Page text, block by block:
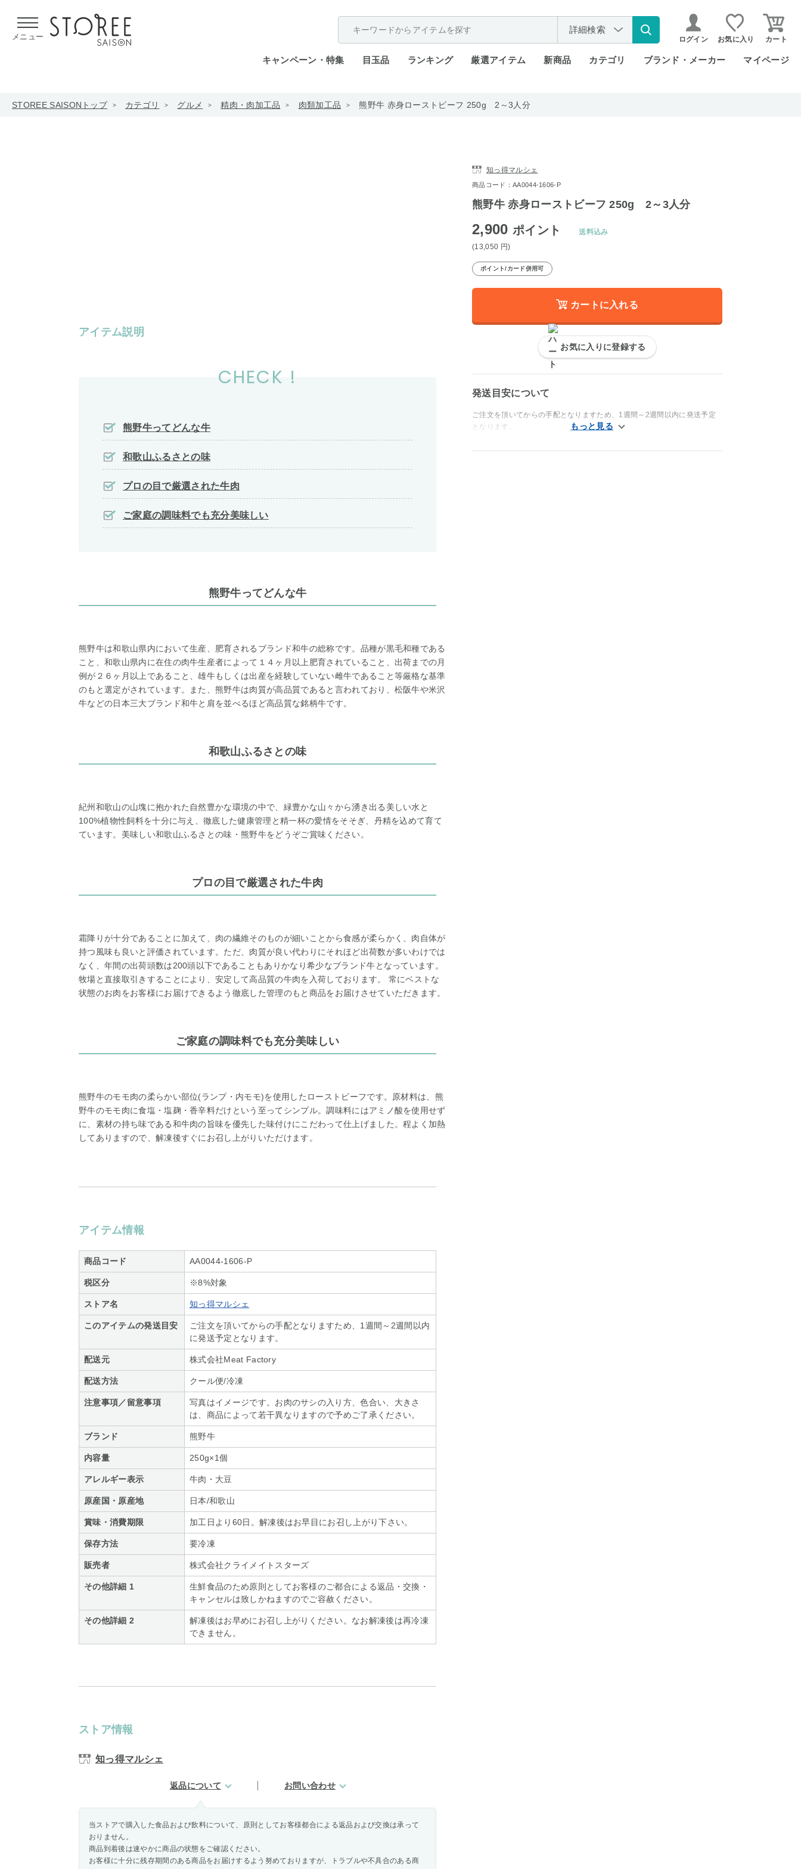
メニュー
詳細検索
ログイン お気に入り カート
キャンペーン・特集 目玉品 ランキング 厳選アイテム 新商品 カテゴリ ブランド・メーカー マイページ
STOREE SAISONトップ カテゴリ グルメ 精肉・肉加工品 肉類加工品 熊野牛 赤身ローストビーフ 250g 2～3人分
アイテム説明
CHECK !
熊野牛ってどんな牛
和歌山ふるさとの味
プロの目で厳選された牛肉
ご家庭の調味料でも充分美味しい
熊野牛ってどんな牛
熊野牛は和歌山県内において生産、肥育されるブランド和牛の総称です。品種が黒毛和種である
こと、和歌山県内に在住の肉牛生産者によって１４ヶ月以上肥育されていること、出荷までの月
例が２６ヶ月以上であること、雄牛もしくは出産を経験していない雌牛であること等厳格な基準
のもと選定がされています。また、熊野牛は肉質が高品質であると言われており、松阪牛や米沢
牛などの日本三大ブランド和牛と肩を並べるほど高品質な銘柄牛です。
和歌山ふるさとの味
紀州和歌山の山塊に抱かれた自然豊かな環境の中で、緑豊かな山々から湧き出る美しい水と
100%植物性飼料を十分に与え、徹底した健康管理と精一杯の愛情をそそぎ、丹精を込めて育て
ています。美味しい和歌山ふるさとの味・熊野牛をどうぞご賞味ください。
プロの目で厳選された牛肉
霜降りが十分であることに加えて、肉の繊維そのものが細いことから食感が柔らかく、肉自体が
持つ風味も良いと評価されています。ただ、肉質が良い代わりにそれほど出荷数が多いわけでは
なく、年間の出荷頭数は200頭以下であることもありかなり希少なブランド牛となっています。
牧場と直接取引きすることにより、安定して高品質の牛肉を入荷しております。 常にベストな
状態のお肉をお客様にお届けできるよう徹底した管理のもと商品をお届けさせていただきます。
ご家庭の調味料でも充分美味しい
熊野牛のモモ肉の柔らかい部位(ランプ・内モモ)を使用したローストビーフです。原材料は、熊
野牛のモモ肉に食塩・塩麹・香辛料だけという至ってシンプル。調味料にはアミノ酸を使用せず
に、素材の持ち味である和牛肉の旨味を優先した味付けにこだわって仕上げました。程よく加熱
してありますので、解凍後すぐにお召し上がりいただけます。
アイテム情報
商品コード AA0044-1606-P
税区分 ※8%対象
ストア名 知っ得マルシェ
このアイテムの発送目安
ご注文を頂いてからの手配となりますため、1週間～2週間以内
に発送予定となります。
配送元 株式会社Meat Factory
配送方法 クール便/冷凍
注意事項／留意事項
写真はイメージです。お肉のサシの入り方、色合い、大きさ
は、商品によって若干異なりますので予めご了承ください。
ブランド 熊野牛
内容量 250g×1個
アレルギー表示 牛肉・大豆
原産国・原産地 日本/和歌山
賞味・消費期限 加工日より60日。解凍後はお早目にお召し上がり下さい。
保存方法 要冷凍
販売者 株式会社クライメイトスターズ
その他詳細 1
生鮮食品のため原則としてお客様のご都合による返品・交換・
キャンセルは致しかねますのでご容赦ください。
その他詳細 2
解凍後はお早めにお召し上がりください。なお解凍後は再冷凍
できません。
ストア情報
知っ得マルシェ
返品について お問い合わせ
当ストアで購入した食品および飲料について、原則としてお客様都合による返品および交換は承って
おりません。
商品到着後は速やかに商品の状態をご確認ください。
お客様に十分に残存期間のある商品をお届けするよう努めておりますが、トラブルや不具合のある商
知っ得マルシェ
商品コード：AA0044-1606-P
熊野牛 赤身ローストビーフ 250g 2～3人分
2,900 ポイント
(13,050 円)
送料込み
ポイント/カード併用可
カートに入れる
お気に入りに登録する
発送目安について
ご注文を頂いてからの手配となりますため、1週間～2週間以内に発送予定
となります。